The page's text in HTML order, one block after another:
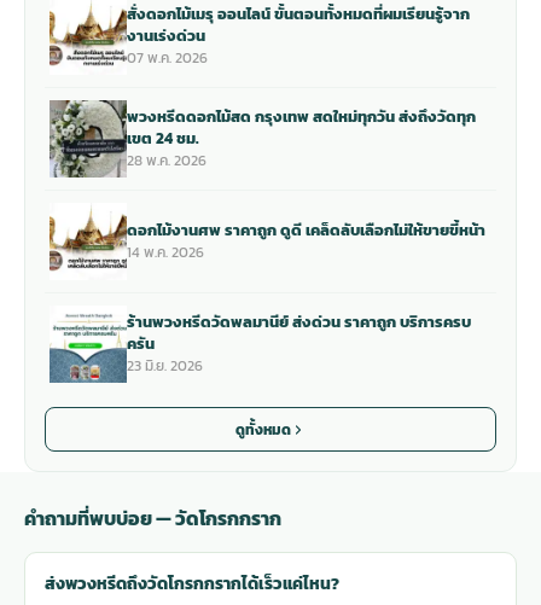
สั่งดอกไม้เมรุ ออนไลน์ ขั้นตอนทั้งหมดที่ผมเรียนรู้จาก
งานเร่งด่วน
07 พ.ค. 2026
พวงหรีดดอกไม้สด กรุงเทพ สดใหม่ทุกวัน ส่งถึงวัดทุก
เขต 24 ชม.
28 พ.ค. 2026
ดอกไม้งานศพ ราคาถูก ดูดี เคล็ดลับเลือกไม่ให้ขายขี้หน้า
14 พ.ค. 2026
ร้านพวงหรีดวัดพลมานีย์ ส่งด่วน ราคาถูก บริการครบ
ครัน
23 มิ.ย. 2026
ดูทั้งหมด
คำถามที่พบบ่อย — วัดโกรกกราก
ส่งพวงหรีดถึงวัดโกรกกรากได้เร็วแค่ไหน?